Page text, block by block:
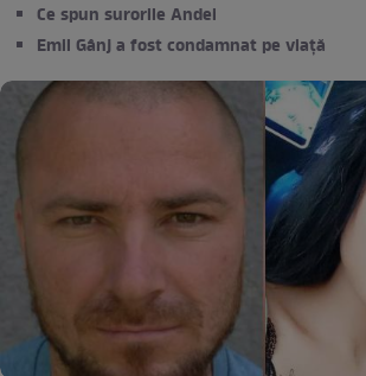
Ce spun surorile Andei
Emil Gânj a fost condamnat pe viață